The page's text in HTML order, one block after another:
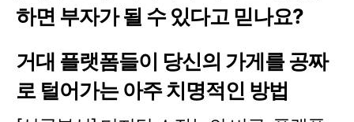
하면 부자가 될 수 있다고 믿나요?
거대 플랫폼들이 당신의 가게를 공짜
로 털어가는 아주 치명적인 방법